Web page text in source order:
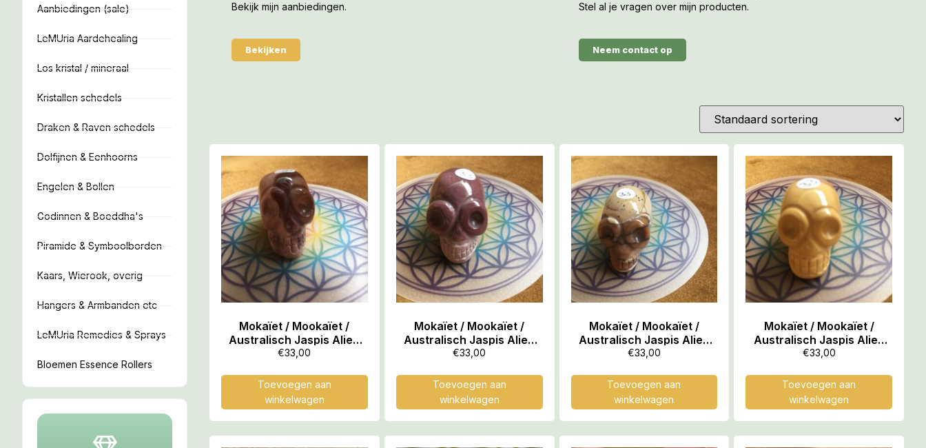
Aanbiedingen (sale)
LeMUria Aardehealing
Los kristal / mineraal
Kristallen schedels
Draken & Raven schedels
Dolfijnen & Eenhoorns
Engelen & Bollen
Godinnen & Boeddha's
Piramide & Symboolborden
Kaars, Wierook, overig
Hangers & Armbanden etc
LeMUria Remedies & Sprays
Bloemen Essence Rollers
Bekijk mijn aanbiedingen.
Bekijken
Stel al je vragen over mijn producten.
Neem contact op
Mokaïet / Mookaïet /
Australisch Jaspis Alien
MINI Skull nr 10 – Databank
€33,00
Toevoegen aan
winkelwagen
Mokaïet / Mookaïet /
Australisch Jaspis Alien
MINI Skull nr 14 – Databank
€33,00
Toevoegen aan
winkelwagen
Mokaïet / Mookaïet /
Australisch Jaspis Alien
MINI Skull nr 15 – Databank
€33,00
Toevoegen aan
winkelwagen
Mokaïet / Mookaïet /
Australisch Jaspis Alien
MINI Skull nr 16 – Databank
€33,00
Toevoegen aan
winkelwagen